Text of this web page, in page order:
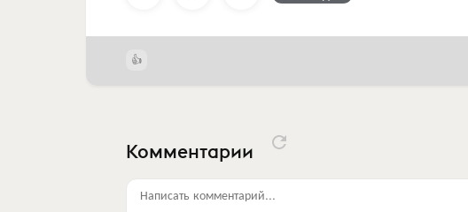
Комментарии
Написать комментарий...